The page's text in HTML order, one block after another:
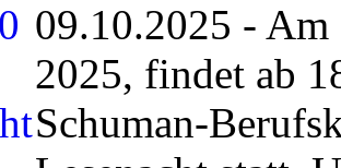
09.10.2025 -
2025, findet ab
Schuman-